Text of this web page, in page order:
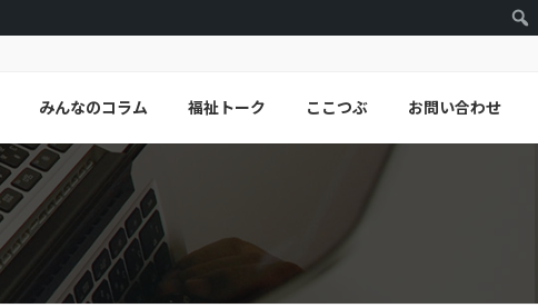
みんなのコラム 福祉トーク ここつぶ お問い合わせ